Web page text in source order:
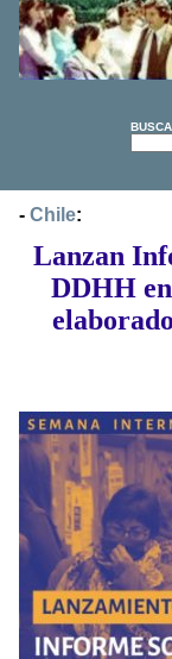
- Chile:
Lanzan
DDHH